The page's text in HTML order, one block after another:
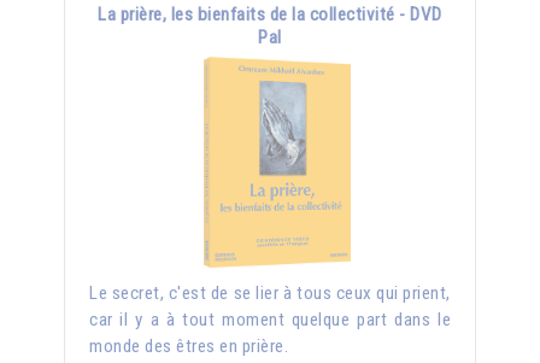
La prière, les bienfaits de la collectivité - DVD
Pal
Le secret, c'est de se lier à tous ceux qui prient,
car il y a à tout moment quelque part dans le
monde des êtres en prière.